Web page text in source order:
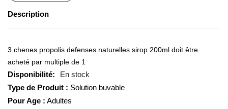
Description
3 chenes propolis defenses naturelles sirop 200ml doit être
acheté par multiple de 1
En stock
Type de Produit : Solution buvable
Pour Age : Adultes